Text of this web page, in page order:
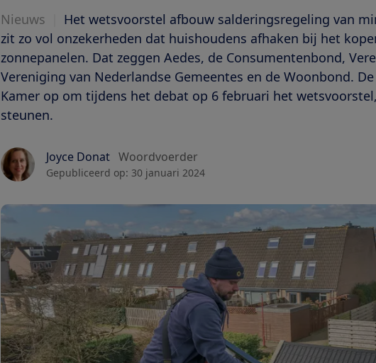
Nieuws
Het wetsvoorstel afbouw salderingsregeling van
zit zo vol onzekerheden dat huishoudens afhaken bij het
zonnepanelen. Dat zeggen Aedes, de Consumentenbond,
Vereniging van Nederlandse Gemeentes en de Woonbond.
Kamer op om tijdens het debat op 6 februari het
steunen.
Joyce Donat Woordvoerder
Gepubliceerd op: 30 januari 2024